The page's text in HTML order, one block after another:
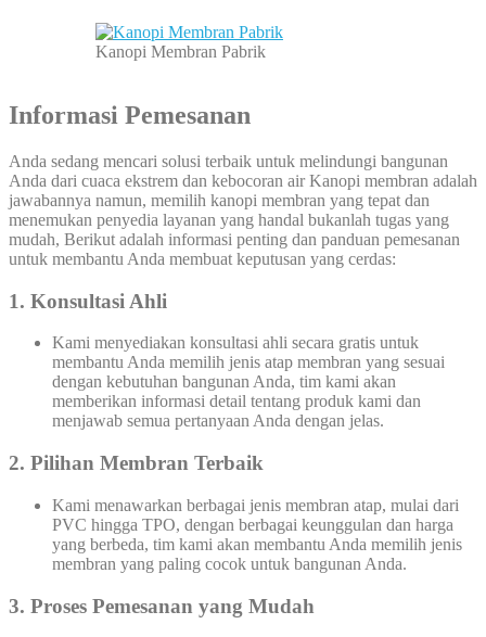
Kanopi Membran Pabrik
Informasi Pemesanan
Anda sedang mencari solusi terbaik untuk melindungi bangunan
Anda dari cuaca ekstrem dan kebocoran air Kanopi membran adalah
jawabannya namun, memilih kanopi membran yang tepat dan
menemukan penyedia layanan yang handal bukanlah tugas yang
mudah, Berikut adalah informasi penting dan panduan pemesanan
untuk membantu Anda membuat keputusan yang cerdas:
1. Konsultasi Ahli
Kami menyediakan konsultasi ahli secara gratis untuk
membantu Anda memilih jenis atap membran yang sesuai
dengan kebutuhan bangunan Anda, tim kami akan
memberikan informasi detail tentang produk kami dan
menjawab semua pertanyaan Anda dengan jelas.
2. Pilihan Membran Terbaik
Kami menawarkan berbagai jenis membran atap, mulai dari
PVC hingga TPO, dengan berbagai keunggulan dan harga
yang berbeda, tim kami akan membantu Anda memilih jenis
membran yang paling cocok untuk bangunan Anda.
3. Proses Pemesanan yang Mudah